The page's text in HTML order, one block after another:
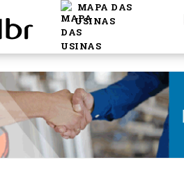
MAPA DAS
USINAS